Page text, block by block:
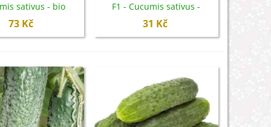
sativus - bio
- 10 ks
73 Kč
F1 - Cucumis sativus -
semena - 30 ks
31 Kč